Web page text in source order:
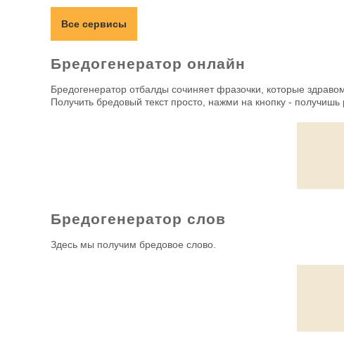
Все сервисы
Бредогенератор онлайн
Бредогенератор отбалды сочиняет фразочки, которые
Получить бредовый текст просто, нажми на кнопку - получишь
Бредогенератор слов
Здесь мы получим бредовое слово.